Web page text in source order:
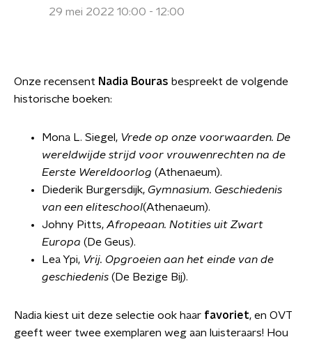
29 mei 2022 10:00 - 12:00
Onze recensent Nadia Bouras bespreekt de volgende
historische boeken:
Mona L. Siegel, Vrede op onze voorwaarden. De
wereldwijde strijd voor vrouwenrechten na de
Eerste Wereldoorlog (Athenaeum).
Diederik Burgersdijk, Gymnasium. Geschiedenis
van een eliteschool(Athenaeum).
Johny Pitts, Afropeaan. Notities uit Zwart
Europa (De Geus).
Lea Ypi, Vrij. Opgroeien aan het einde van de
geschiedenis (De Bezige Bij).
Nadia kiest uit deze selectie ook haar favoriet, en OVT
geeft weer twee exemplaren weg aan luisteraars! Hou